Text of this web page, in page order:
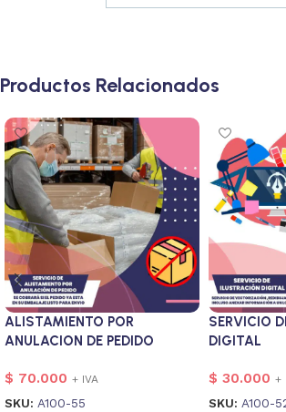
Productos Relacionados
ALISTAMIENTO POR
ANULACION DE PEDIDO
$ 70.000 + IVA
SKU: A100-55
SERVICIO
DIGITAL
$ 30.000 +
SKU: A100-